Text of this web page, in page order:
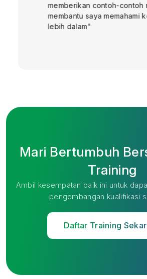
memberikan contoh-contoh
membantu saya memahami
lebih dalam"
Mari Bertumbuh
Training
Ambil kesempatan baik ini untuk
pengembangan kualifikasi
Daftar Training